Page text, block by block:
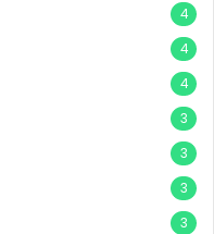
4
4
4
3
3
3
3